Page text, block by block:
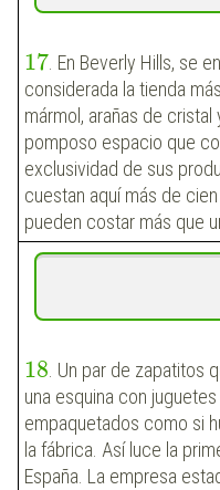
17 . En Beverly Hills, se
considerada la tienda
mármol, arañas de
pomposo espacio que
exclusividad de sus
cuestan aquí más de
pueden costar más que
18 . Un par de zapatitos
una esquina con
empaquetados como si
la fábrica. Así luce la
España. La empresa